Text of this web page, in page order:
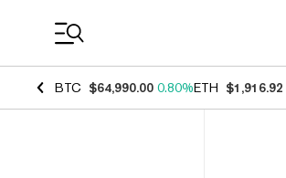
BTC $64,990.00 0.80%ETH $1,916.92